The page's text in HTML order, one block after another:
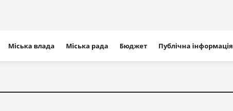
Міська влада Міська рада Бюджет Публічна інформація